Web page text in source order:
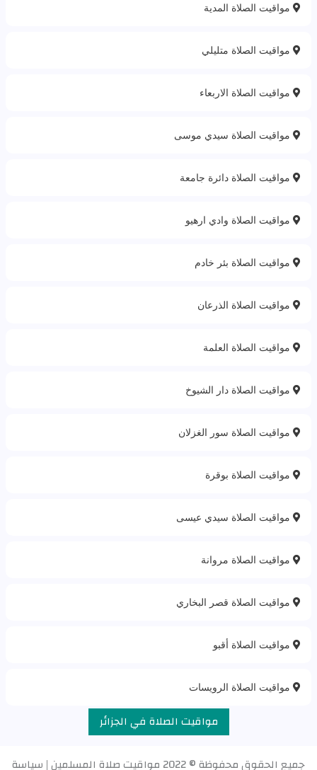
مواقيت الصلاة المدية‎
مواقيت الصلاة متليلي
مواقيت الصلاة الاربعاء
مواقيت الصلاة سيدي موسى
مواقيت الصلاة دائرة جامعة
مواقيت الصلاة وادي ارهيو
مواقيت الصلاة بئر خادم
مواقيت الصلاة الذرعان
مواقيت الصلاة العلمة
مواقيت الصلاة دار الشيوخ
مواقيت الصلاة سور الغزلان
مواقيت الصلاة بوقرة
مواقيت الصلاة سيدي عيسى
مواقيت الصلاة مروانة
مواقيت الصلاة قصر البخاري
مواقيت الصلاة أقبو
مواقيت الصلاة الرويسات
مواقيت الصلاة في الجزائر
جميع الحقوق محفوظة © 2022 مواقيت صلاة المسلمين| سياسة